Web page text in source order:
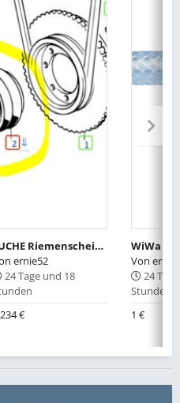
SUCHE Riemenscheibe Servo 318is
ernie52
24 Tage und 18
€
Von
24
Stunden
1 €